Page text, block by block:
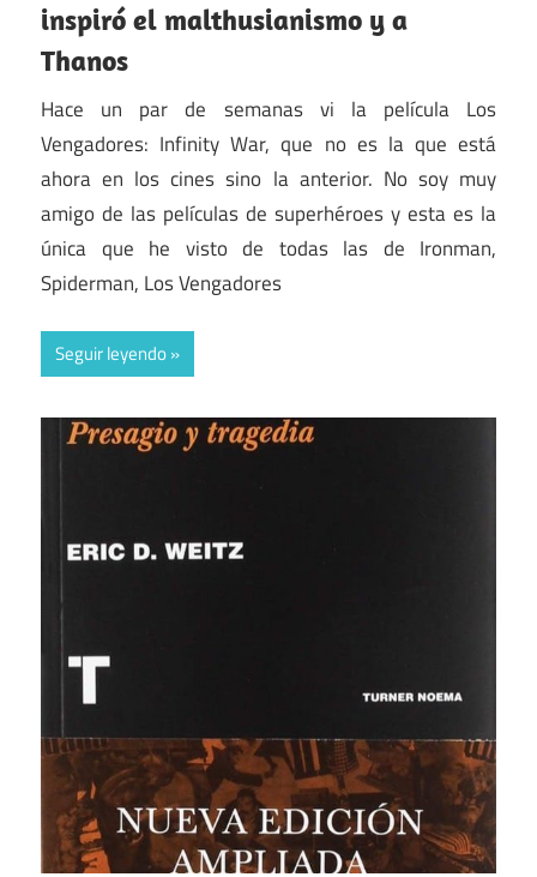
inspiró el malthusianismo y a
Thanos
Hace un par de semanas vi la película Los
Vengadores: Infinity War, que no es la que está
ahora en los cines sino la anterior. No soy muy
amigo de las películas de superhéroes y esta es la
única que he visto de todas las de Ironman,
Spiderman, Los Vengadores
Seguir leyendo